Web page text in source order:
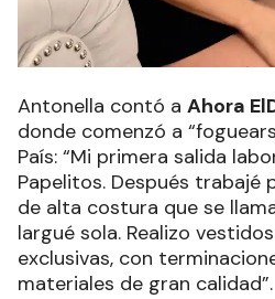
Antonella contó a Ahora
donde comenzó a
País: “Mi primera salida
Papelitos. Después trabajé
de alta costura que se
largué sola. Realizo
exclusivas, con
materiales de gran calidad”.